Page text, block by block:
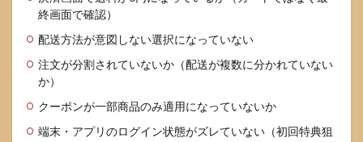
終画面で確認）
配送方法が意図しない選択になっていない
注文が分割されていないか（配送が複数に分かれていない
か）
クーポンが一部商品のみ適用になっていないか
端末・アプリのログイン状態がズレていない（初回特典狙